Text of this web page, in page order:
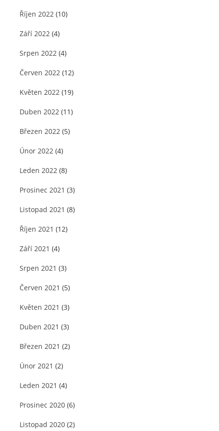
Říjen 2022 (10)
Září 2022 (4)
Srpen 2022 (4)
Červen 2022 (12)
Květen 2022 (19)
Duben 2022 (11)
Březen 2022 (5)
Únor 2022 (4)
Leden 2022 (8)
Prosinec 2021 (3)
Listopad 2021 (8)
Říjen 2021 (12)
Září 2021 (4)
Srpen 2021 (3)
Červen 2021 (5)
Květen 2021 (3)
Duben 2021 (3)
Březen 2021 (2)
Únor 2021 (2)
Leden 2021 (4)
Prosinec 2020 (6)
Listopad 2020 (2)